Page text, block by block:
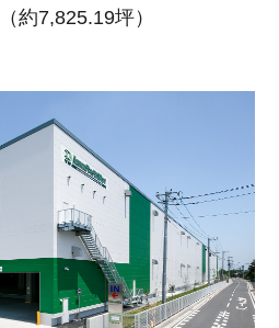
約7,825.19坪）